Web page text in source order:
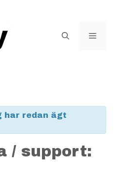
Meny
har redan ägt
/ support: